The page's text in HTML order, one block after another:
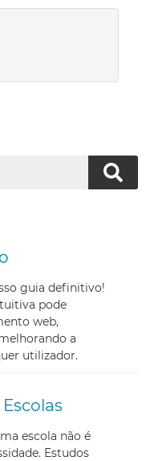
guia definitivo!
pode
web,
a
utilizador.
escola não é
Estudos